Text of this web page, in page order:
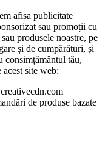
afișa publicitate
sau promoții cu
produsele noastre, pe
și de cumpărături, și
consimțământul tău,
site web:
de produse bazate